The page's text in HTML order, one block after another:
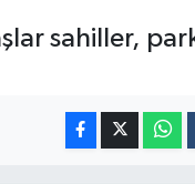
sahiller,